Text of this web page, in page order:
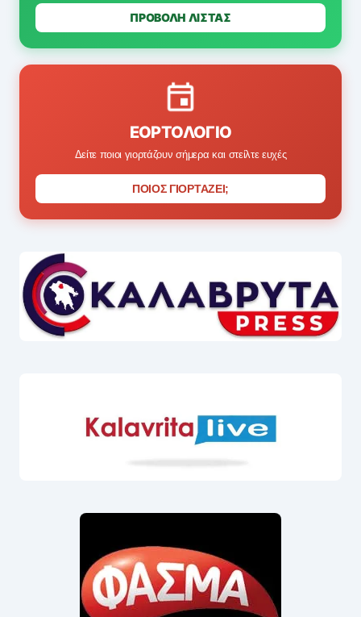
ΠΡΟΒΟΛΗ ΛΙΣΤΑΣ
ΕΟΡΤΟΛΌΓΙΟ
Δείτε ποιοι γιορτάζουν σήμερα και στείλτε ευχές
ΠΟΙΟΣ ΓΙΟΡΤΑΖΕΙ;